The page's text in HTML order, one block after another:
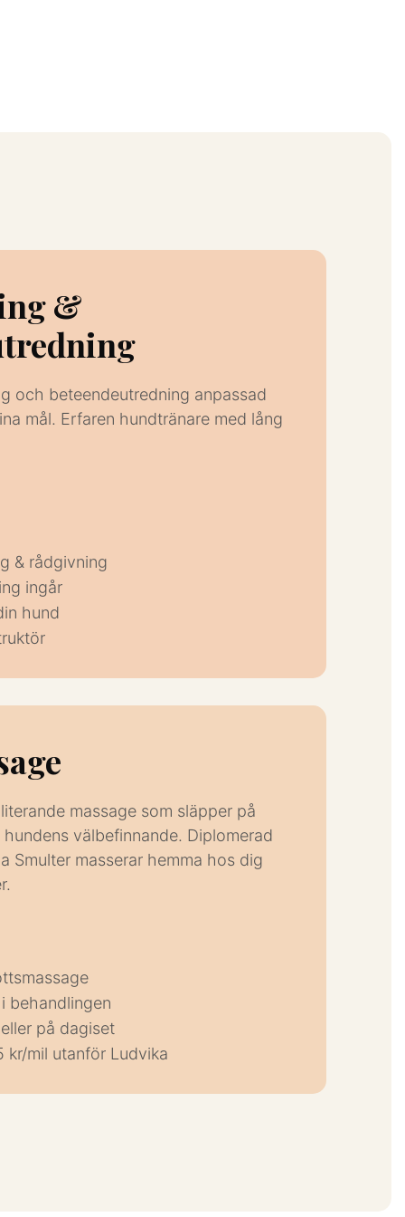
&
och beteendeutredning anpassad
mål. Erfaren hundtränare med lång
& rådgivning
ingår
hund
massage som släpper på
välbefinnande. Diplomerad
Smulter masserar hemma hos dig
behandlingen
på dagiset
kr/mil utanför Ludvika